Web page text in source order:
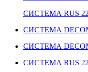
СИСТЕМА RUS
СИСТЕМА
СИСТЕМА
СИСТЕМА RUS